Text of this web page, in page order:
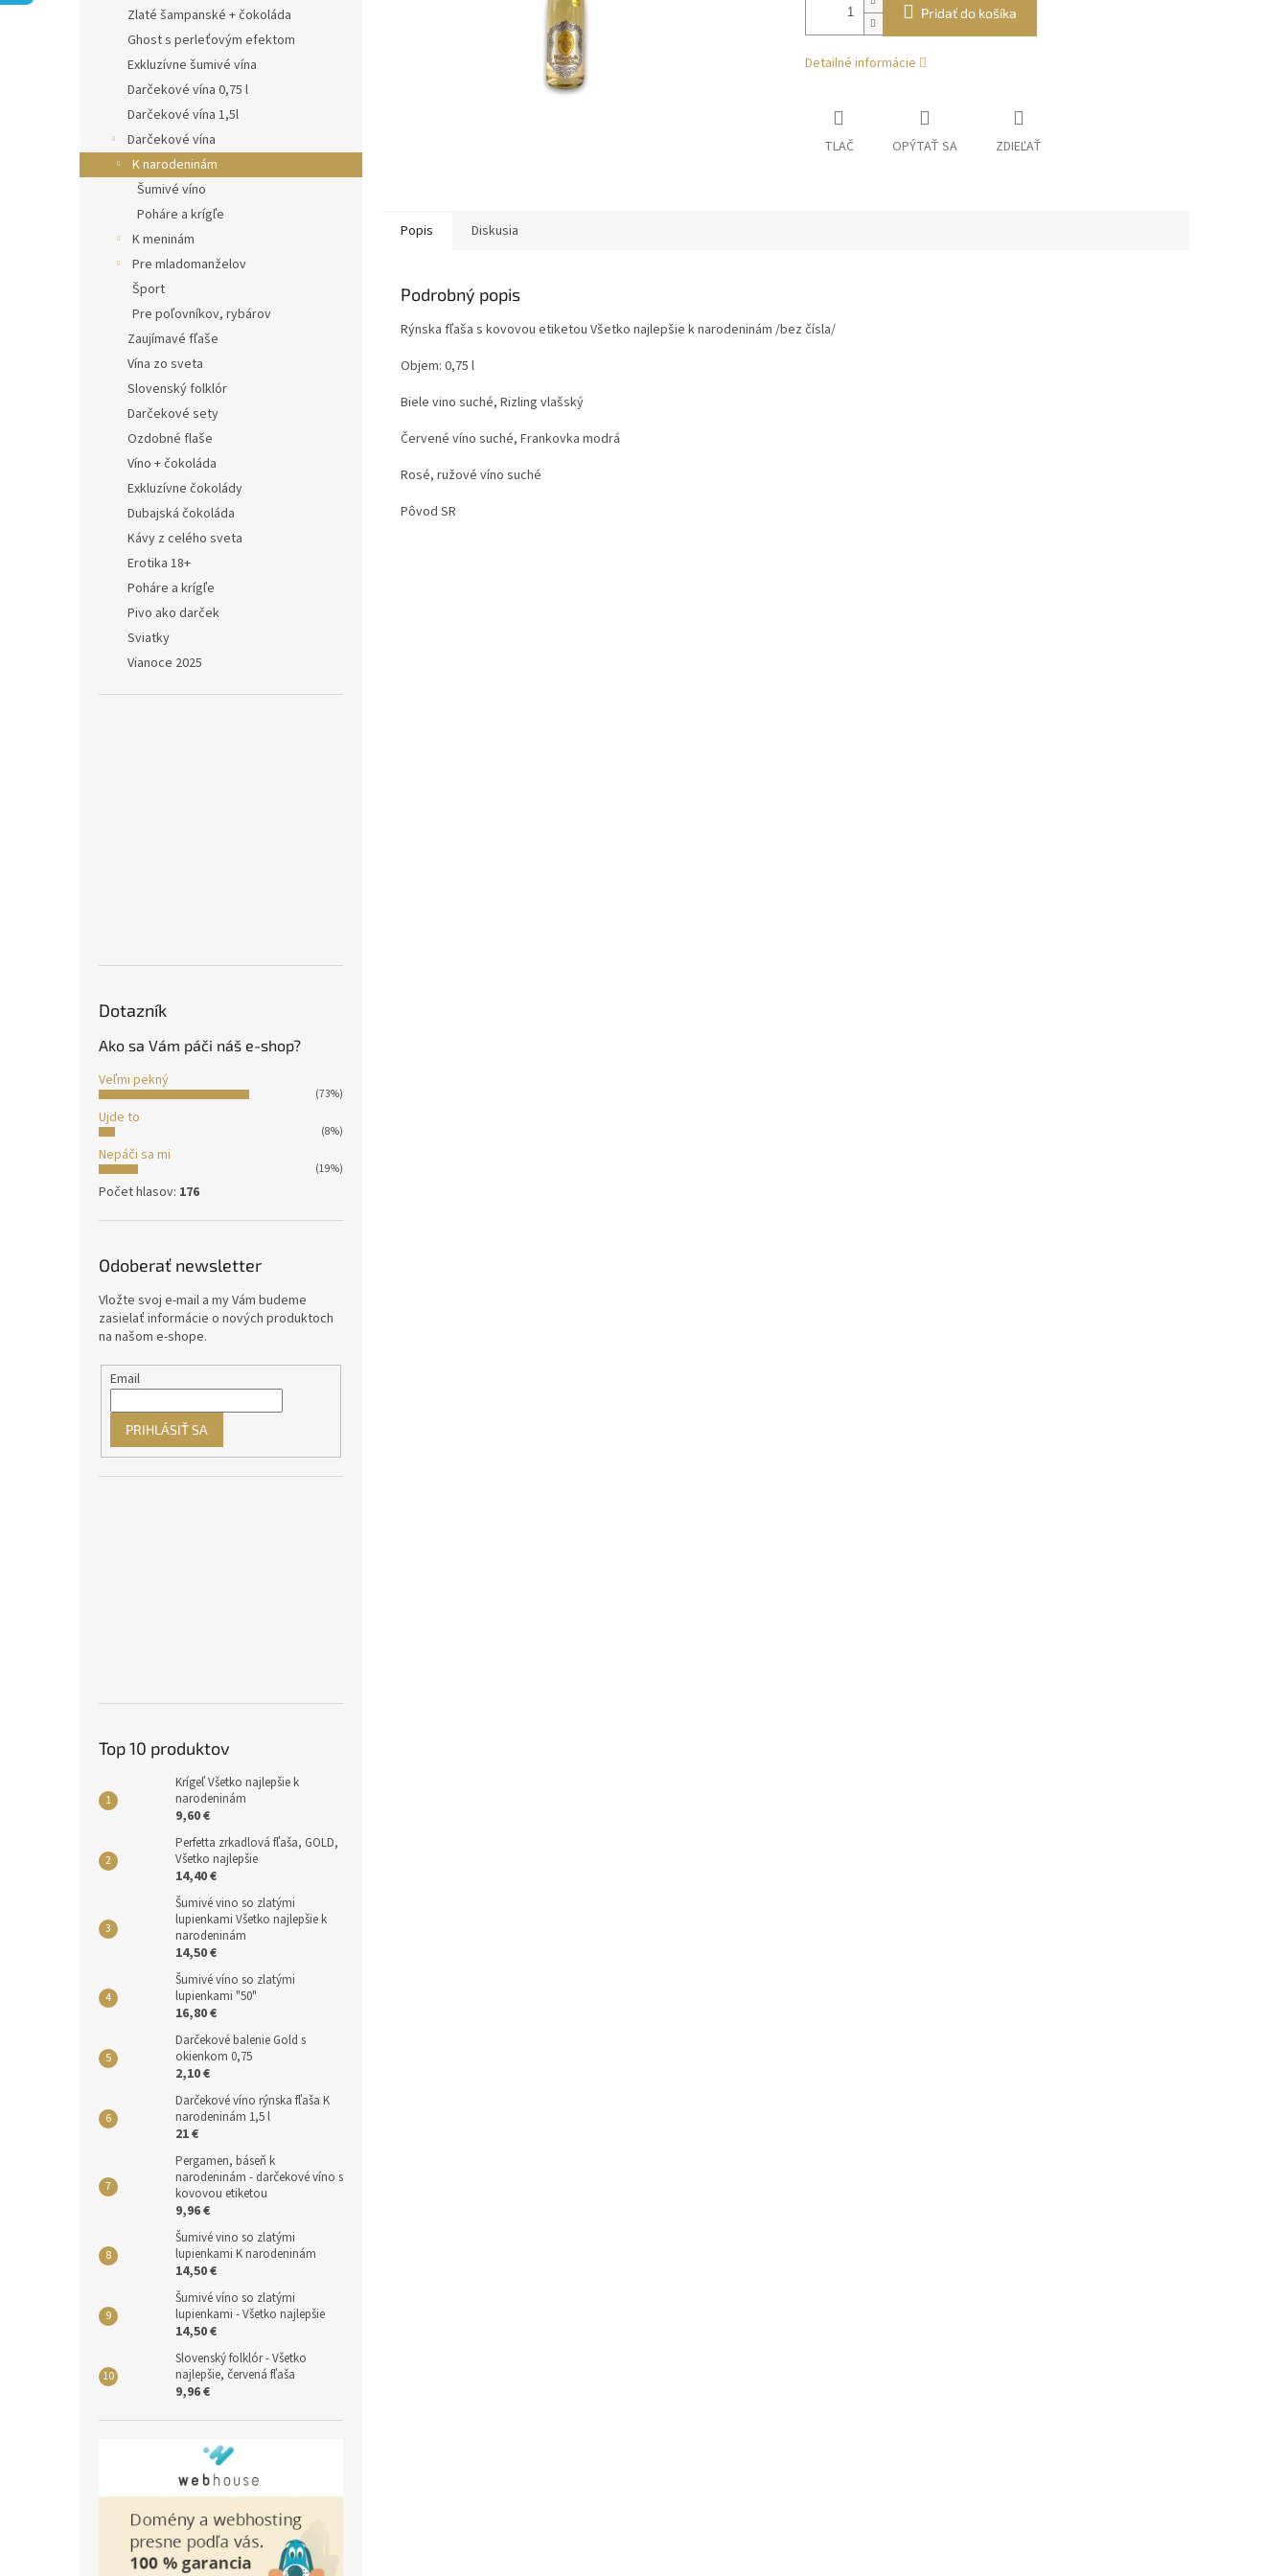
Zlaté šampanské + čokoláda
Ghost s perleťovým efektom
Exkluzívne šumivé vína
Darčekové vína 0,75 l
Darčekové vína 1,5l
Darčekové vína
K narodeninám
Šumivé víno
Poháre a krígľe
K meninám
Pre mladomanželov
Šport
Pre poľovníkov, rybárov
Zaujímavé fľaše
Vína zo sveta
Slovenský folklór
Darčekové sety
Ozdobné flaše
Víno + čokoláda
Exkluzívne čokolády
Dubajská čokoláda
Kávy z celého sveta
Erotika 18+
Poháre a krígľe
Pivo ako darček
Sviatky
Vianoce 2025
Dotazník
Ako sa Vám páči náš e-shop?
Veľmi pekný
(73%)
Ujde to
(8%)
Nepáči sa mi
(19%)
Počet hlasov: 176
Odoberať newsletter
Vložte svoj e-mail a my Vám budeme
zasielať informácie o nových produktoch
na našom e-shope.
Email
PRIHLÁSIŤ SA
Top 10 produktov
Krígeľ Všetko najlepšie k
narodeninám
9,60 €
Perfetta zrkadlová fľaša, GOLD,
Všetko najlepšie
14,40 €
Šumivé vino so zlatými
lupienkami Všetko najlepšie k
narodeninám
14,50 €
Šumivé víno so zlatými
lupienkami "50"
16,80 €
Darčekové balenie Gold s
okienkom 0,75
2,10 €
Darčekové víno rýnska fľaša K
narodeninám 1,5 l
21 €
Pergamen, báseň k
narodeninám - darčekové víno s
kovovou etiketou
9,96 €
Šumivé vino so zlatými
lupienkami K narodeninám
14,50 €
Šumivé víno so zlatými
lupienkami - Všetko najlepšie
14,50 €
Slovenský folklór - Všetko
najlepšie, červená fľaša
9,96 €
Pridať do košíka
Detailné informácie
TLAČ OPÝTAŤ SA ZDIEĽAŤ
Popis Diskusia
Podrobný popis
Rýnska fľaša s kovovou etiketou Všetko najlepšie k narodeninám /bez čísla/
Objem: 0,75 l
Biele vino suché, Rizling vlašský
Červené víno suché, Frankovka modrá
Rosé, ružové víno suché
Pôvod SR